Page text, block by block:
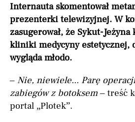
Internauta skomentował
prezenterki telewizyjnej. W
zasugerował, że Sykut-Jeżyna
kliniki medycyny estetycznej,
wygląda młodo.
– Nie, niewiele... Parę
zabiegów z botoksem– treść
portal „Plotek”.